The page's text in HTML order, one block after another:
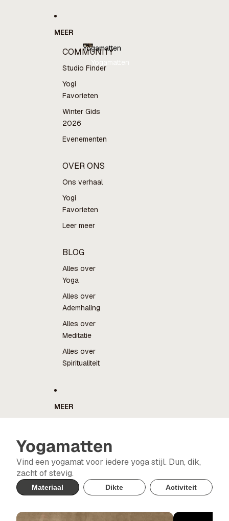
MEER
COMMUNITY
Studio Finder
Yogi
Favorieten
Winter Gids
2026
Evenementen
OVER ONS
Ons verhaal
Yogi
Favorieten
Leer meer
BLOG
Alles over
Yoga
Alles over
Ademhaling
Alles over
Meditatie
Alles over
Spiritualiteit
Yogamatten
MEER
Yogamatten
Vind een yogamat voor iedere yoga stijl. Dun, dik,
zacht of stevig.
Materiaal Dikte Activiteit